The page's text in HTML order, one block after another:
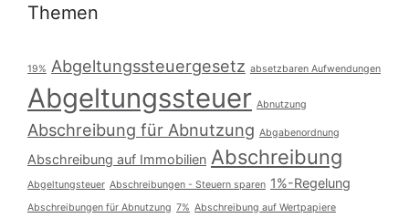
Themen
19% Abgeltungssteuergesetz absetzbaren Aufwendungen
Abgeltungssteuer Abnutzung
Abschreibung für Abnutzung Abgabenordnung
Abschreibung auf Immobilien Abschreibung
Abgeltungsteuer Abschreibungen - Steuern sparen 1%-Regelung
Abschreibungen für Abnutzung 7% Abschreibung auf Wertpapiere